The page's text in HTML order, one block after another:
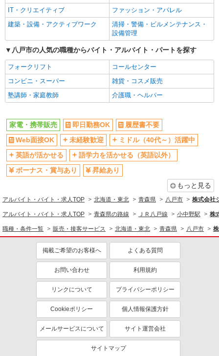
IT・クリエイティブ
ファッション・アパレル
建築・設備・アクティブワーク
清掃・警備・ビルメンテナンス・
設備管理
八戸市の人気の職種からバイト・アルバイト・パートを探す
フォークリフト
コールセンター
コンビニ・スーパー
雑貨・コスメ販売
塾講師・家庭教師
介護職・ヘルパー
家電・携帯販売 即日勤務OK
履歴書不要
Web面接OK
未経験歓迎
ミドル（40代～）活躍中
英語が活かせる
語学力を活かせる（英語以外）
ボーナス・賞与あり
昇給あり
もっと見る
アルバイト・バイト・求人TOP 北海道・東北 青森県 八戸市 株式会社
アルバイト・バイト・求人TOP 青森県の路線 ＪＲ八戸線 小中野駅 株
職種・条件一覧 販売・接客サービス 北海道・東北 青森県 八戸市
掲載ご希望のお客様へ よくある質問
お問い合わせ 利用規約
リンクについて プライバシーポリシー
Cookieポリシー 個人情報保護方針
メールサービスについて サイト運営会社
サイトマップ